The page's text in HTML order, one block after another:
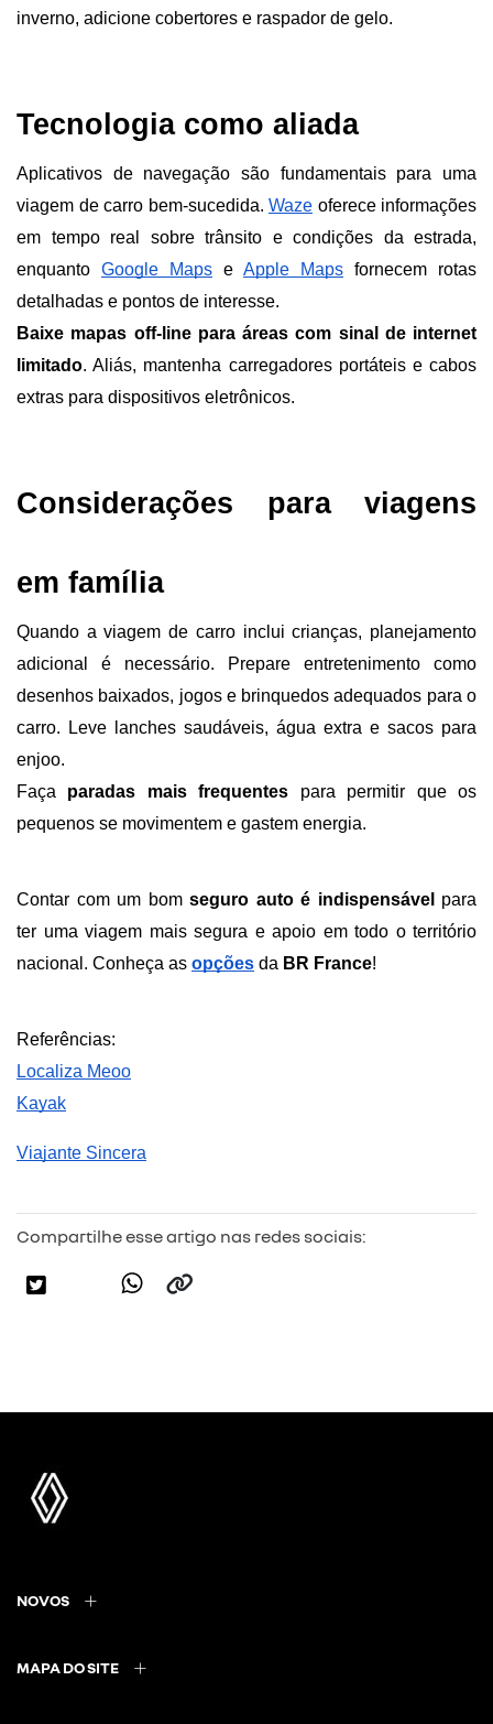
inverno, adicione cobertores e raspador de gelo.
Tecnologia como aliada
Aplicativos de navegação são fundamentais para uma
viagem de carro bem-sucedida. Waze oferece informações
em tempo real sobre trânsito e condições da estrada,
enquanto Google Maps e Apple Maps fornecem rotas
detalhadas e pontos de interesse.
Baixe mapas off-line para áreas com sinal de internet
limitado. Aliás, mantenha carregadores portáteis e cabos
extras para dispositivos eletrônicos.
Considerações para viagens
em família
Quando a viagem de carro inclui crianças, planejamento
adicional é necessário. Prepare entretenimento como
desenhos baixados, jogos e brinquedos adequados para o
carro. Leve lanches saudáveis, água extra e sacos para
enjoo.
Faça paradas mais frequentes para permitir que os
pequenos se movimentem e gastem energia.
Contar com um bom seguro auto é indispensável
para
ter uma viagem mais segura e apoio em todo o território
nacional. Conheça as opções da BR France!
Referências:
Localiza Meoo
Kayak
Viajante Sincera
Compartilhe esse artigo nas redes sociais:
NOVOS
MAPA DO SITE